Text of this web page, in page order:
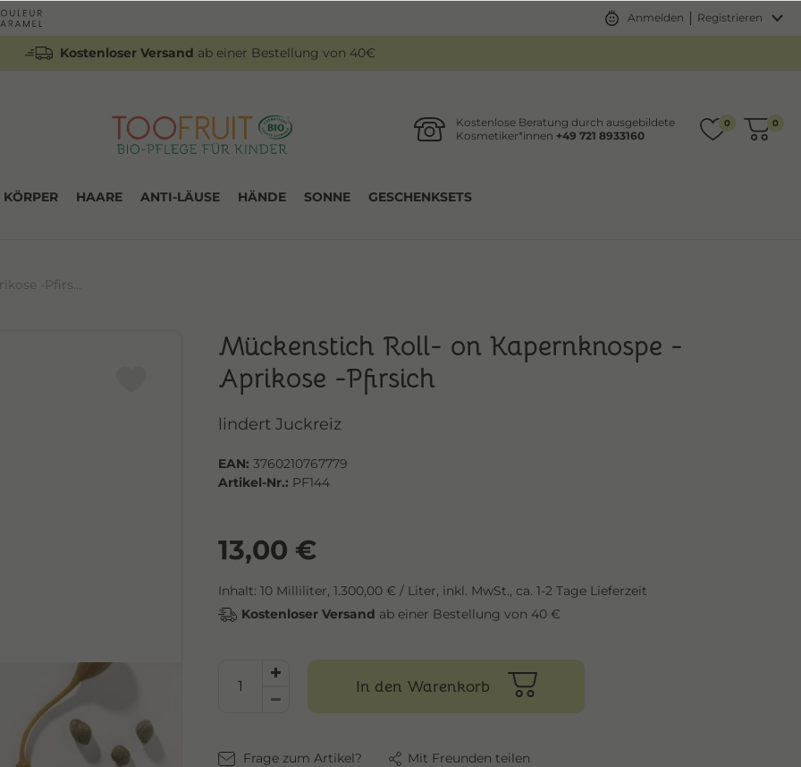
Anmelden Registrieren
Kostenloser Versand ab einer Bestellung von 40€
Kostenlose Beratung durch ausgebildete
Kosmetiker*innen +49 721 8933160
0 0
KÖRPER HAARE ANTI-LÄUSE HÄNDE SONNE GESCHENKSETS
-Pfirs...
Mückenstich Roll- on Kapernknospe -
Aprikose -Pfirsich
lindert Juckreiz
EAN: 3760210767779
Artikel-Nr.: PF144
13,00 €
Inhalt: 10 Milliliter, 1.300,00 € / Liter, inkl. MwSt., ca. 1-2 Tage Lieferzeit
Kostenloser Versand ab einer Bestellung von 40 €
In den Warenkorb
Frage zum Artikel? Mit Freunden teilen